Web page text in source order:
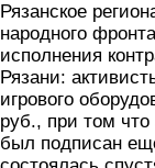
Рязанское
народного
исполнения
Рязани:
игрового
руб., при том
был подписан